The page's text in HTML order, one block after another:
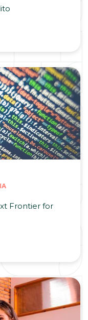
Frontier for